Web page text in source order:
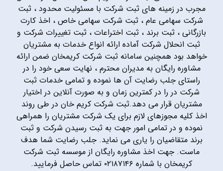
مجرب در زمینه های ثبت شرکت با مسئولیت محدود ، ثبت
شرکت سهامی عام ، ثبت شرکت سهامی خاص ، اخذ کارت
بازرگانی ، ثبت برند ، ثبت اختراعات ، ثبت تغییرات شرکت و
ثبت انحلال شرکت آماده ارائه انواع خدمات به مشتریان
خواهد بود همچنین سامانه ثبت شرکت کریمخان ضمن ارائه
مشاوره رایگان به مدیران محترم ، نهایت سعی خود را در
راستای جلب رضایت آن ها نموده و تمامی خدمات ثبت
شرکت در را در کمترین زمان و به صورت آنلاین در اختیار
مشتریان قرار می دهد.ثبت شرکت کریم خان در طی روند
اخذ کلیه مجوزهای لازم برای یک شرکت مشتریان را همراهی
نموده و در تمامی امور جهت به ثبت رسیدن شرکت و ثبت
برند متقاضیان را یاری می نماید. جلب رضایت شما هدف
ماست. جهت اخذ مشاوره رایگان از موسسه ثبت شرکت
کریمخان با شماره ۰۲۱۸۷۱۴۶ تماس حاصل فرمایید.